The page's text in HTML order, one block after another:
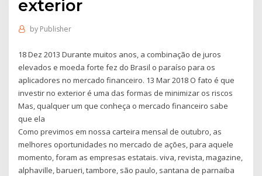
exterior
by Publisher
18 Dez 2013 Durante muitos anos, a combinação de juros
elevados e moeda forte fez do Brasil o paraíso para os
aplicadores no mercado financeiro. 13 Mar 2018 O fato é que
investir no exterior é uma das formas de minimizar os riscos
Mas, qualquer um que conheça o mercado financeiro sabe
que ela
Como previmos em nossa carteira mensal de outubro, as
melhores oportunidades no mercado de ações, para aquele
momento, foram as empresas estatais. viva, revista, magazine,
alphaville, barueri, tambore, são paulo, santana de parnaiba